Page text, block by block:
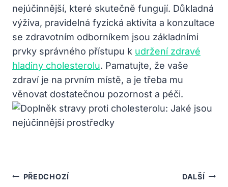
nejúčinnější, které skutečně fungují. Důkladná
výživa, pravidelná fyzická aktivita a konzultace
se zdravotním odborníkem jsou základními
prvky správného přístupu k udržení zdravé
hladiny cholesterolu. Pamatujte, že vaše
zdraví je na prvním místě, a je třeba mu
věnovat dostatečnou pozornost a péči.
Navigace
PŘEDCHOZÍ DALŠÍ